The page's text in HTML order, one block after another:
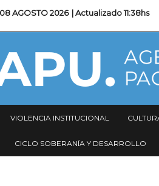
08 AGOSTO 2026 | Actualizado11:38hs
VIOLENCIA INSTITUCIONAL
CICLO SOBERANÍA Y DESARROLLO